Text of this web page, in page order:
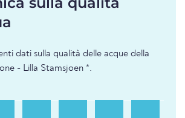
dati sulla qualità delle acque della
- Lilla Stamsjoen *.